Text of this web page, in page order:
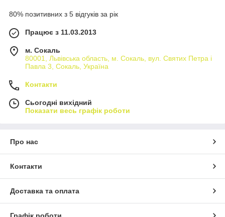
80% позитивних з 5 відгуків за рік
Працює з 11.03.2013
м. Сокаль
80001, Львівська область, м. Сокаль, вул. Святих Петра і
Павла 3, Сокаль, Україна
Контакти
Сьогодні вихідний
Показати весь графік роботи
Про нас
Контакти
Доставка та оплата